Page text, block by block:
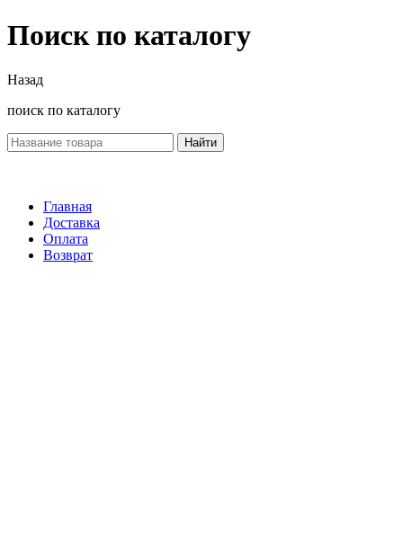
Поиск по каталогу
Назад
поиск по каталогу
Найти
Главная
Доставка
Оплата
Возврат